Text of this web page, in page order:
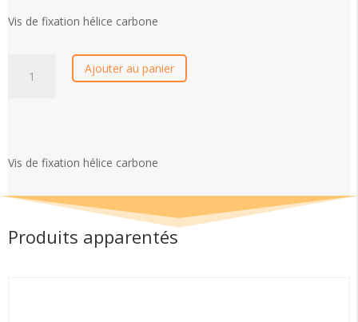
Vis de fixation hélice carbone
hélice
Ajouter au panier
Vis de fixation hélice carbone
Produits apparentés